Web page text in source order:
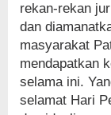
rekan-rekan
dan
masyarakat
mendapatkan
selama ini.
selamat Hari